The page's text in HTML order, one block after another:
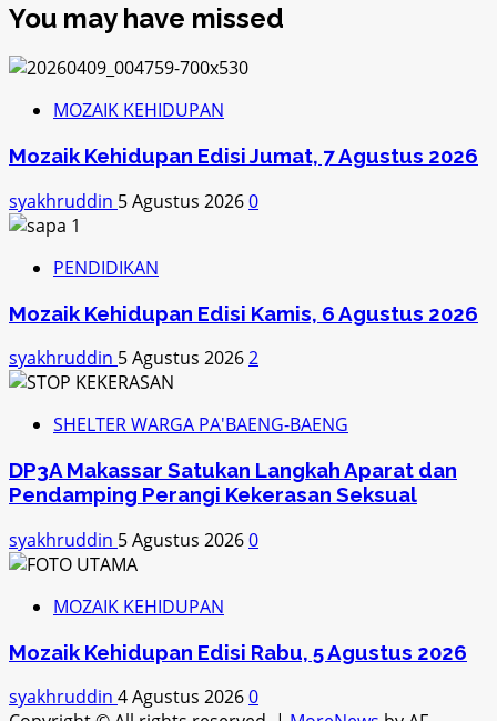
You may have missed
MOZAIK KEHIDUPAN
Mozaik Kehidupan Edisi Jumat, 7 Agustus 2026
syakhruddin 5 Agustus 20260
PENDIDIKAN
Mozaik Kehidupan Edisi Kamis, 6 Agustus 2026
syakhruddin 5 Agustus 20262
SHELTER WARGA PA'BAENG-BAENG
DP3A Makassar Satukan Langkah Aparat dan
Pendamping Perangi Kekerasan Seksual
syakhruddin 5 Agustus 20260
MOZAIK KEHIDUPAN
Mozaik Kehidupan Edisi Rabu, 5 Agustus 2026
syakhruddin 4 Agustus 20260